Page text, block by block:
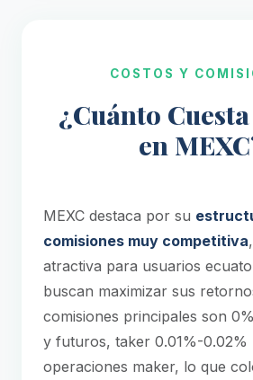
COSTOS Y
¿Cuánto
en
MEXC destaca por su
comisiones muy competitiva
atractiva para usuarios
buscan maximizar sus
comisiones principales son
y futuros, taker 0.01%-0.02%
operaciones maker, lo que